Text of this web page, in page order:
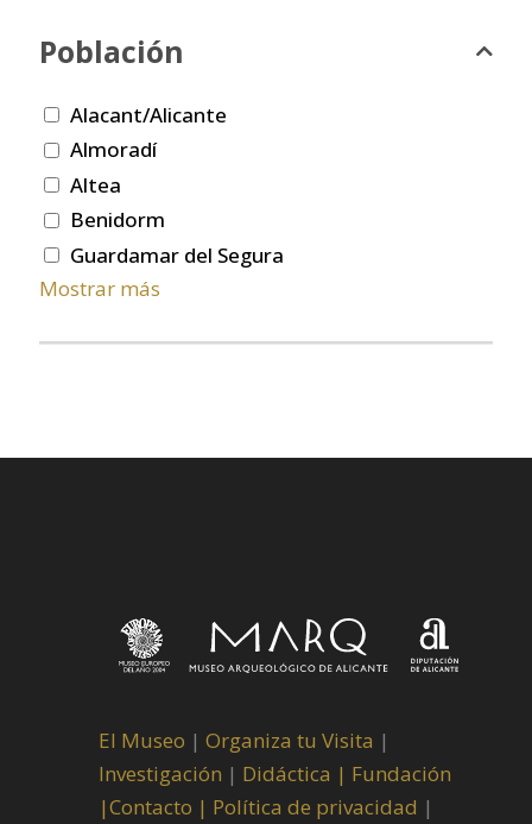
Población
Alacant/Alicante
Almoradí
Altea
Benidorm
Guardamar del Segura
Mostrar más
El Museo | Organiza tu Visita |
Investigación | Didáctica | Fundación
|Contacto | Política de privacidad |